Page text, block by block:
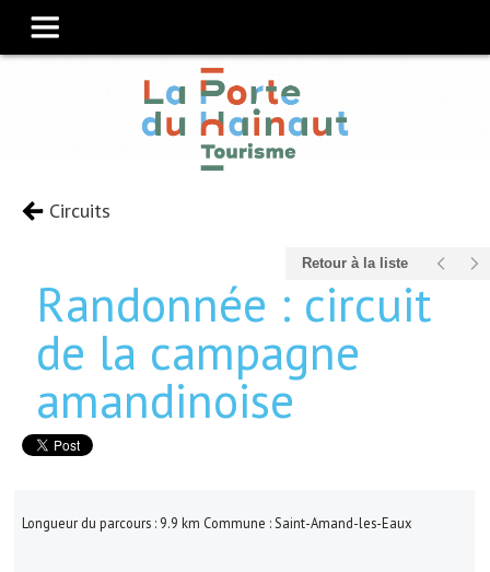
Circuits
Retour à la liste
Randonnée : circuit
de la campagne
amandinoise
Longueur du parcours : 9.9km Commune : Saint-Amand-les-Eaux